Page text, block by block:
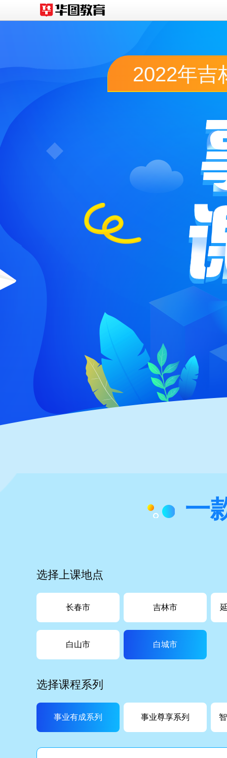
2022年吉
一
选择上课地点
长春市 吉林市
白山市 白城市
选择课程系列
事业有成系列 事业尊享系列